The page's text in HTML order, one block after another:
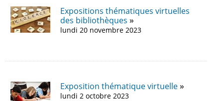
Expositions thématiques virtuelles
des bibliothèques
lundi 20 novembre 2023
Exposition thématique virtuelle
lundi 2 octobre 2023